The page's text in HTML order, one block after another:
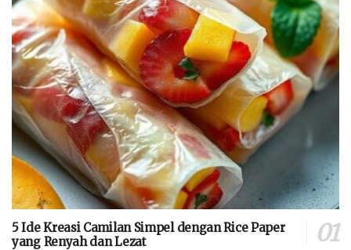
5 Ide Kreasi Camilan Simpel dengan Rice Paper
yang Renyah dan Lezat